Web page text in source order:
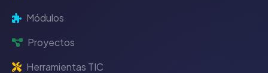
Módulos
Proyectos
Herramientas TIC